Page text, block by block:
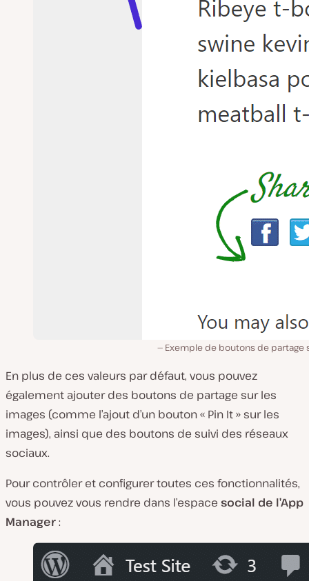
Exemple de boutons de partage
En plus de ces valeurs par défaut, vous pouvez
également ajouter des boutons de partage sur les
images (comme l’ajout d’un bouton « Pin It » sur les
images), ainsi que des boutons de suivi des réseaux
sociaux.
Pour contrôler et configurer toutes ces fonctionnalités,
vous pouvez vous rendre dans l’espace social de l’App
Manager: